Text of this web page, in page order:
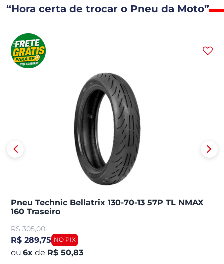
“Hora certa de trocar o Pneu da Moto”
Pneu Technic Bellatrix 130-70-13 57P TL NMAX
160 Traseiro
R$ 305,00
R$ 289,75
6x de R$ 50,83